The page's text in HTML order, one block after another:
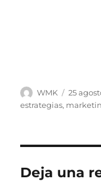
Autor
WMK
el
25
estrategias,
Deja una